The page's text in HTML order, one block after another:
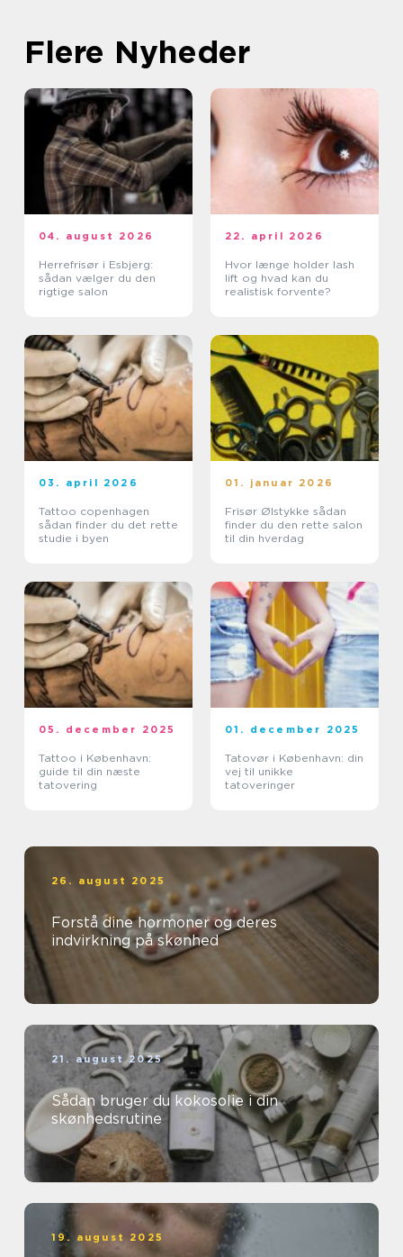
Flere Nyheder
04. august 2026
Herrefrisør i Esbjerg:
sådan vælger du den
rigtige salon
22. april 2026
Hvor længe holder lash
lift og hvad kan du
realistisk forvente?
03. april 2026
Tattoo copenhagen
sådan finder du det rette
studie i byen
01. januar 2026
Frisør Ølstykke sådan
finder du den rette salon
til din hverdag
05. december 2025
Tattoo i København:
guide til din næste
tatovering
01. december 2025
Tatovør i København: din
vej til unikke
tatoveringer
26. august 2025
Forstå dine hormoner og deres
indvirkning på skønhed
21. august 2025
Sådan bruger du kokosolie i din
skønhedsrutine
19. august 2025